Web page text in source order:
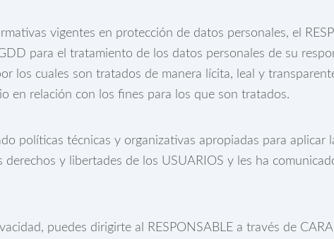
vigentes en protección de datos personales, el
para el tratamiento de los datos personales de su
los cuales son tratados de manera lícita, leal y
en relación con los fines para los que son tratados.
políticas técnicas y organizativas apropiadas para aplicar
y libertades de los USUARIOS y les ha
puedes dirigirte al RESPONSABLE a través de